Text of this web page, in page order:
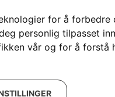
for å forbedre
personlig tilpasset
vår og for å forstå